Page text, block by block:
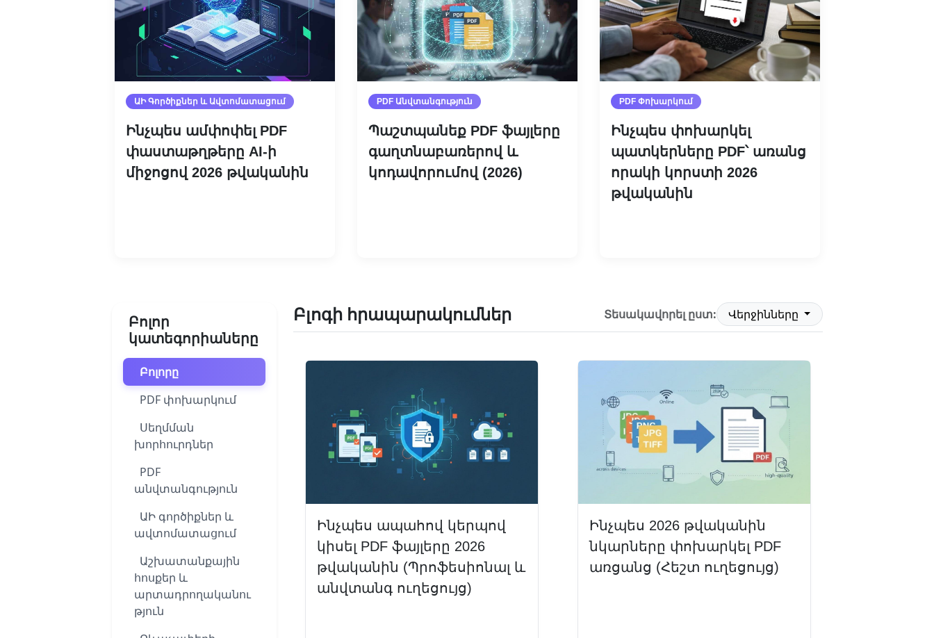
ԱԻ Գործիքներ ԵՒ Ավտոմատացում
Ինչպես ամփոփել PDF
փաստաթղթերը AI-ի
միջոցով 2026 թվականին
PDF Անվտանգություն
Պաշտպանեք PDF ֆայլերը
գաղտնաբառերով և
կոդավորումով (2026)
PDF Փոխարկում
Ինչպես փոխարկել
պատկերները PDF՝ առանց
որակի կորստի 2026
թվականին
Բոլոր
կատեգորիաները
Բոլորը
PDF փոխարկում
Սեղմման
խորհուրդներ
PDF
անվտանգություն
ԱԻ գործիքներ և
ավտոմատացում
Աշխատանքային
հոսքեր և
արտադրողականու
թյուն
Բլոգի հրապարակումներ Տեսակավորել ըստ: Վերջինները
Ինչպես ապահով կերպով
կիսել PDF ֆայլերը 2026
թվականին (Պրոֆեսիոնալ և
անվտանգ ուղեցույց)
Ինչպես 2026 թվականին
նկարները փոխարկել PDF
առցանց (Հեշտ ուղեցույց)